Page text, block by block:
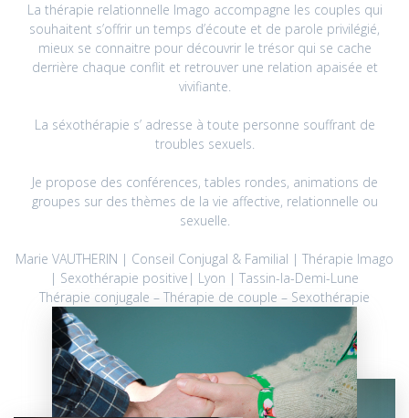
La thérapie relationnelle Imago accompagne les couples qui
souhaitent s’offrir un temps d’écoute et de parole privilégié,
mieux se connaitre pour découvrir le trésor qui se cache
derrière chaque conflit et retrouver une relation apaisée et
vivifiante.
La séxothérapie s’ adresse à toute personne souffrant de
troubles sexuels.
Je propose des conférences, tables rondes, animations de
groupes sur des thèmes de la vie affective, relationnelle ou
sexuelle.
Marie VAUTHERIN | Conseil Conjugal & Familial | Thérapie Imago
| Sexothérapie positive| Lyon | Tassin-la-Demi-Lune
Thérapie conjugale – Thérapie de couple – Sexothérapie